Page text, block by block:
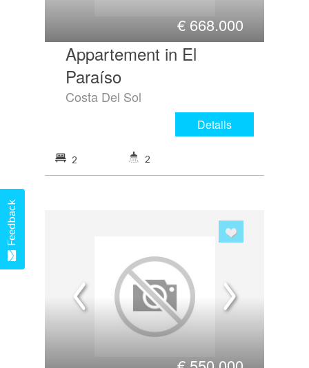
€ 668.000
Appartement in El
Paraíso
Costa Del Sol
Details
2 2
Feedback